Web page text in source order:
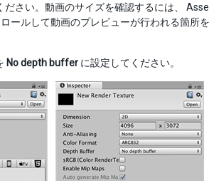
ださい。動画のサイズを確認するには、
ールして動画のプレビューが行われる箇所
No depth buffer に設定してください。